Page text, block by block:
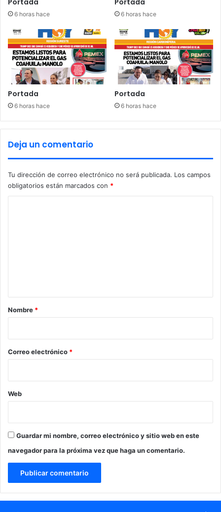
6 horas hace 6 horas hace
Portada
6 horas hace
Portada
6 horas hace
Deja un comentario
Tu dirección de correo electrónico no será publicada. Los campos
obligatorios están marcados con *
r
*
Nombre *
Correo electrónico *
Web
Guardar mi nombre, correo electrónico y sitio web en este
navegador para la próxima vez que haga un comentario.